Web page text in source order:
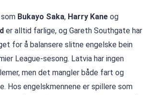
Bukayo Saka, Harry Kane og
er alltid farlige, og Gareth Southgate har
for å balansere slitne engelske bein
League-sesong. Latvia har ingen
men det mangler både fart og
Hos engelskmennene er spillere som